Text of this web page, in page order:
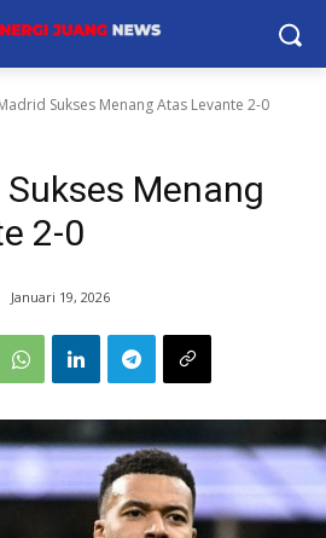
Sukses Menang Atas Levante 2-0
Menang
2-0
Januari 19, 2026